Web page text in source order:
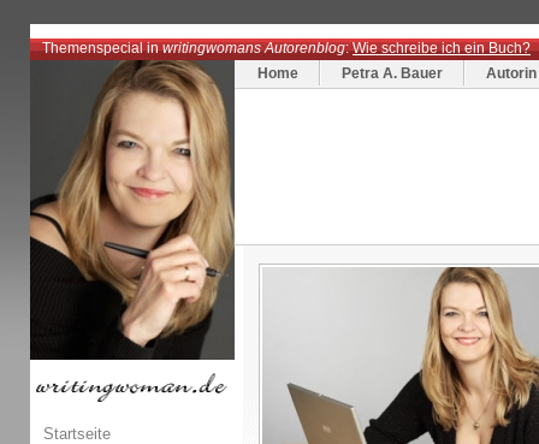
Themenspecial inwritingwomans Autorenblog:Wie schreibe ich ein Buch?
Home
Petra A. Bauer Autorin
Startseite